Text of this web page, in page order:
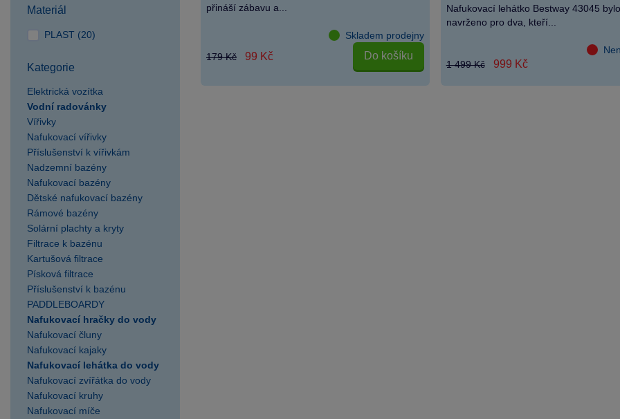
SPARKYS Ostrava Outlet
SPARKYS Pardubice OC
SPARKYS Plzeň OC
Plaza
SPARKYS Postřižín
výdejní místo
SPARKYS Praha AVION
Shopping Park Zličín
SPARKYS Praha Fashion
Arena Outlet
SPARKYS Praha Hlavní
nádraží
SPARKYS Praha OC
Novo Plaza
Nový Smíchov
SPARKYS Praha OC
Quadrio
SPARKYS Praha
Palladium
SPARKYS Praha
Václavské náměstí JULIŠ
Materiál
PLAST (20)
Kategorie
Elektrická vozítka
Vodní radovánky
Vířivky
Nafukovací vířivky
Příslušenství k vířivkám
Nadzemní bazény
Nafukovací bazény
Dětské nafukovací bazény
Rámové bazény
Solární plachty a kryty
Filtrace k bazénu
Kartušová filtrace
Písková filtrace
Příslušenství k bazénu
PADDLEBOARDY
Nafukovací hračky do vody
Nafukovací čluny
Nafukovací kajaky
Nafukovací lehátka do vody
Nafukovací zvířátka do vody
Nafukovací kruhy
Nafukovací míče
přináší zábavu a...
Skladem prodejny
179 Kč
99 Kč Do košíku
Nafukovací lehátko Bestway 43045 bylo
navrženo pro dva, kteří...
1 499 Kč
999 Kč